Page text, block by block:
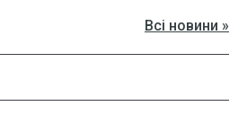
Всі новини »